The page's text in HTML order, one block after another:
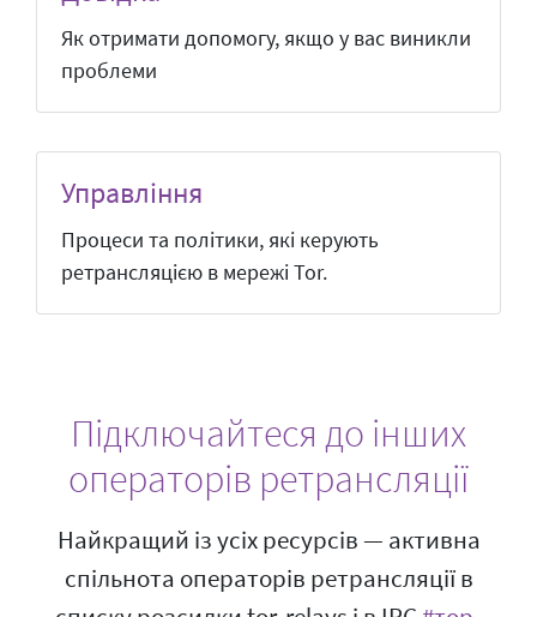
Як отримати допомогу, якщо у вас виникли
проблеми
Управління
Процеси та політики, які керують
ретрансляцією в мережі Tor.
Підключайтеся до інших
операторів ретрансляції
Найкращий із усіх ресурсів — активна
спільнота операторів ретрансляції в